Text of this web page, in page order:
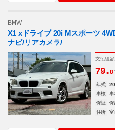
BMW
X1 xドライブ 20i Mスポーツ
ナビ/リアカメラ/
支払総額
79.8
年式
車検
車
保証
保
住所
富